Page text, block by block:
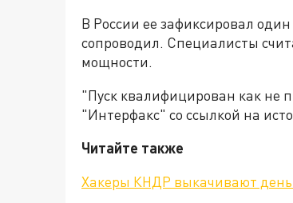
В России ее зафиксировал
сопроводил. Специалисты
мощности.
"Пуск квалифицирован как не
"Интерфакс" со ссылкой на
Читайте также
Хакеры КНДР выкачивают